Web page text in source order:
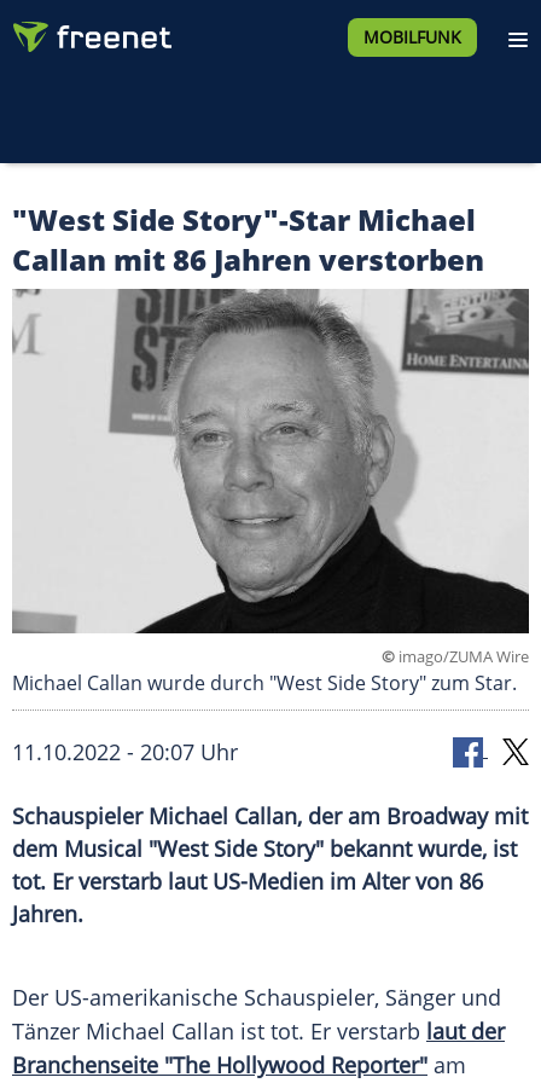
MOBILFUNK
"West Side Story"-Star Michael
Callan mit 86 Jahren verstorben
© imago/ZUMA Wire
Michael Callan wurde durch "West Side Story" zum Star.
11.10.2022 - 20:07 Uhr
Schauspieler Michael Callan, der am Broadway mit
dem Musical "West Side Story" bekannt wurde, ist
tot. Er verstarb laut US-Medien im Alter von 86
Jahren.
Der US-amerikanische Schauspieler, Sänger und
Tänzer Michael Callan ist tot. Er verstarb laut der
Branchenseite "The Hollywood Reporter" am